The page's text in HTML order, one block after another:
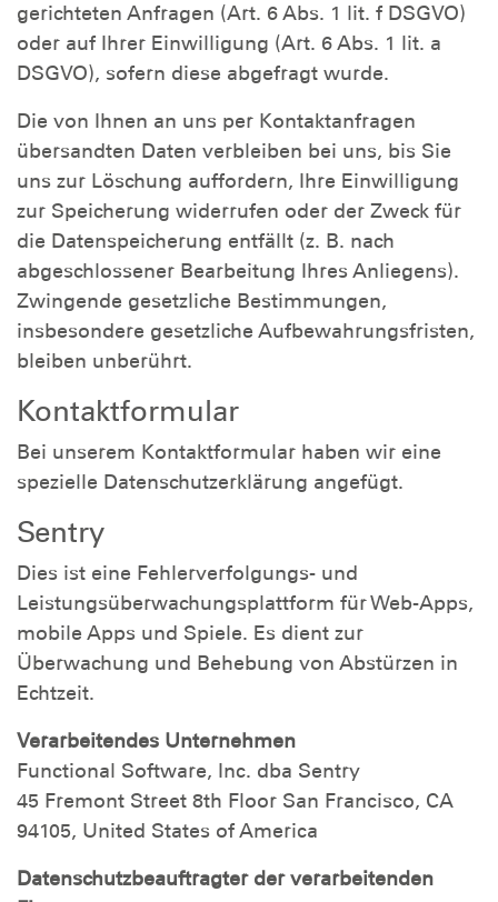
gerichteten Anfragen (Art. 6 Abs. 1 lit. f DSGVO)
oder auf Ihrer Einwilligung (Art. 6 Abs. 1 lit. a
DSGVO), sofern diese abgefragt wurde.
Die von Ihnen an uns per Kontaktanfragen
übersandten Daten verbleiben bei uns, bis Sie
uns zur Löschung auffordern, Ihre Einwilligung
zur Speicherung widerrufen oder der Zweck für
die Datenspeicherung entfällt (z. B. nach
abgeschlossener Bearbeitung Ihres Anliegens).
Zwingende gesetzliche Bestimmungen,
insbesondere gesetzliche Aufbewahrungsfristen,
bleiben unberührt.
Kontaktformular
Bei unserem Kontaktformular haben wir eine
spezielle Datenschutzerklärung angefügt.
Sentry
Dies ist eine Fehlerverfolgungs- und
Leistungsüberwachungsplattform für Web-Apps,
mobile Apps und Spiele. Es dient zur
Überwachung und Behebung von Abstürzen in
Echtzeit.
Verarbeitendes Unternehmen
Functional Software, Inc. dba Sentry
45 Fremont Street 8th Floor San Francisco, CA
94105, United States of America
Datenschutzbeauftragter der verarbeitenden